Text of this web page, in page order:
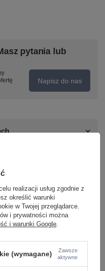
pytania lub
Napisz do nas
5/5
realizacji usług zgodnie z
określić warunki
w Twojej przeglądarce.
i prywatności można
i warunki Google.
(wymagane)
Zawsze
aktywne